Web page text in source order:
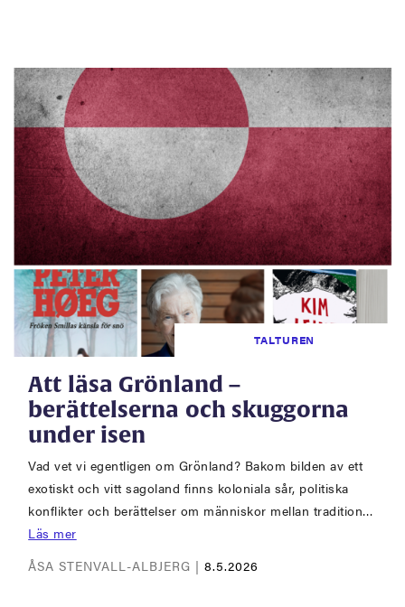
TALTUREN
Att läsa Grönland –
berättelserna och skuggorna
under isen
Vad vet vi egentligen om Grönland? Bakom bilden av ett
exotiskt och vitt sagoland finns koloniala sår, politiska
konflikter och berättelser om människor mellan tradition…
Läs mer
ÅSA STENVALL-ALBJERG |8.5.2026